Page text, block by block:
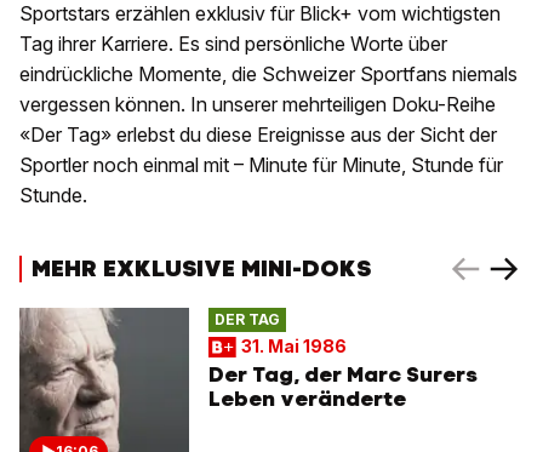
Sportstars erzählen exklusiv für Blick+ vom wichtigsten
Tag ihrer Karriere. Es sind persönliche Worte über
eindrückliche Momente, die Schweizer Sportfans niemals
vergessen können. In unserer mehrteiligen Doku-Reihe
«Der Tag» erlebst du diese Ereignisse aus der Sicht der
Sportler noch einmal mit – Minute für Minute, Stunde für
Stunde.
MEHR EXKLUSIVE MINI-DOKS
DER TAG
31. Mai 1986
Der Tag, der Marc Surers
Leben veränderte